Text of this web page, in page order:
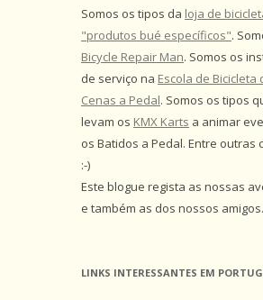
Somos os tipos da loja de
"produtos bué específicos".
Bicycle Repair Man. Somos os
de serviço na Escola de Bicicleta
Cenas a Pedal. Somos os tipos
levam os KMX Karts a animar
os Batidos a Pedal. Entre outras
:-)
Este blogue regista as nossas
e também as dos nossos amigos.
LINKS INTERESSANTES EM